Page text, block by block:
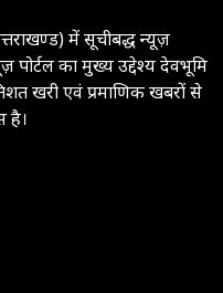
में सूचीबद्ध न्यूज़
पोर्टल का मुख्य उद्देश्य देवभूमि
खरी एवं प्रमाणिक खबरों से
है।